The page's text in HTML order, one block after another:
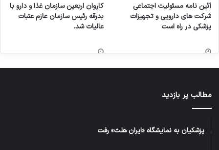
آئین نامه مسئولیت اجتماعی
شرکت های دارویی و تجهیزات
پزشکی در راه است
کاروان اربعین سازمان غذا و دارو با
بدرقه رئیس سازمان عازم عتبات
عالیات شد.
مطالب پر بازدید
پزشکیان به نمایشگاه «ایران هلث» رفت